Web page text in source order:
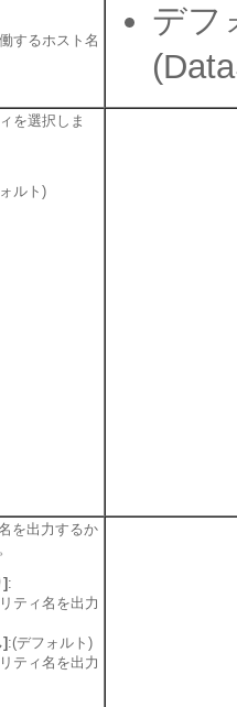
するホスト名
デフ
を選択しま
ルト)
を出力するか
:
ティ名を出力
:(デフォルト)
ティ名を出力